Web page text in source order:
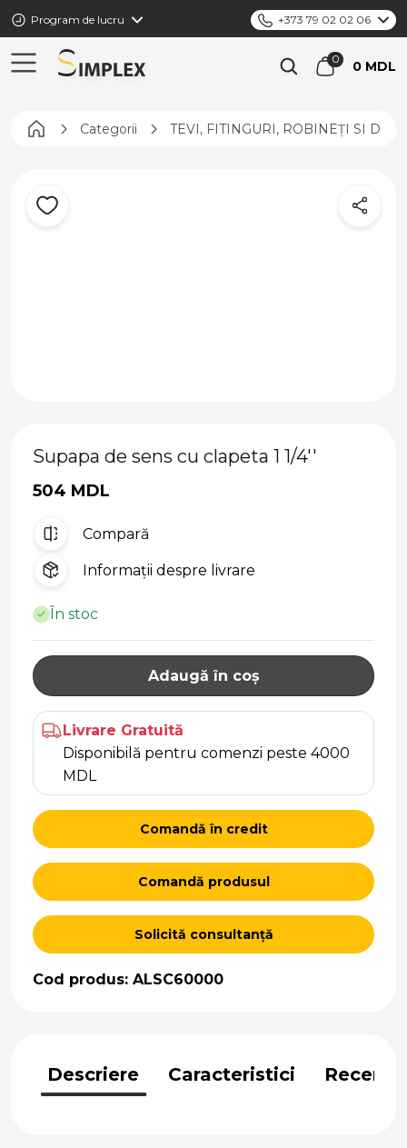
Program de lucru +373 79 02 02 06
0 MDL
Pagina principală
Categorii TEVI, FITINGURI, ROBINEȚI SI
Supapa de sens cu clapeta 1 1/4''
504 MDL
Compară
Informații despre livrare
În stoc
Adaugă în coș
Livrare Gratuită
Disponibilă pentru comenzi peste 4000
MDL
Comandă în credit
Comandă produsul
Solicită consultanță
Cod produs: ALSC60000
Descriere Caracteristici